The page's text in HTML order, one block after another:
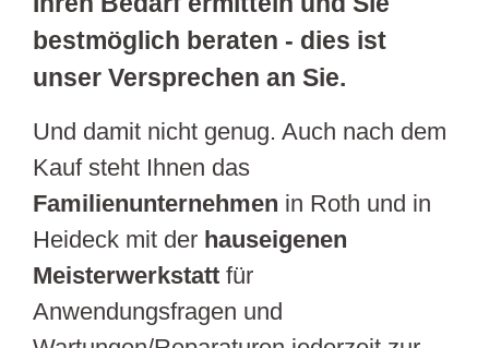
bestmöglich beraten - dies ist
unser Versprechen an Sie.
Und damit nicht genug. Auch nach dem
Kauf steht Ihnen das
Familienunternehmen in Roth und in
Heideck mit der hauseigenen
Meisterwerkstatt für
Anwendungsfragen und